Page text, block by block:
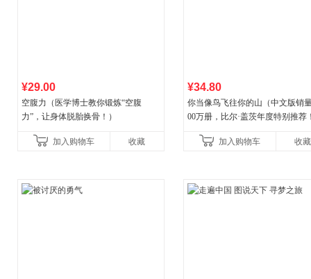
¥29.00
空腹力（医学博士教你锻炼“空腹
力”，让身体脱胎换骨！）
加入购物车 收藏
¥34.80
你当像鸟飞往你的山（中文版销
00万册，比尔·盖茨年度特别推荐
比你听说的还要
加入购物车 收藏